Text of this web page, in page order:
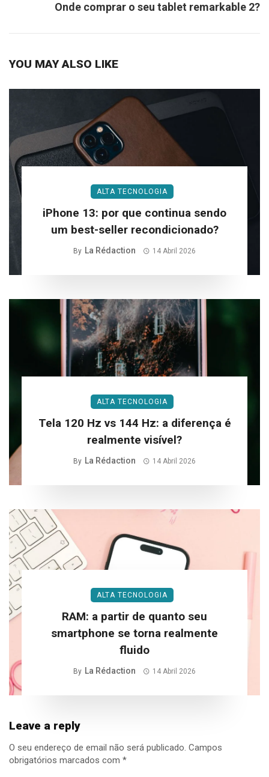
Onde comprar o seu tablet remarkable 2?
YOU MAY ALSO LIKE
ALTA TECNOLOGIA
iPhone 13: por que continua sendo
um best-seller recondicionado?
By La Rédaction 14 Abril 2026
ALTA TECNOLOGIA
Tela 120 Hz vs 144 Hz: a diferença é
realmente visível?
By La Rédaction 14 Abril 2026
ALTA TECNOLOGIA
RAM: a partir de quanto seu
smartphone se torna realmente
fluido
By La Rédaction 14 Abril 2026
Leave a reply
O seu endereço de email não será publicado. Campos
obrigatórios marcados com *